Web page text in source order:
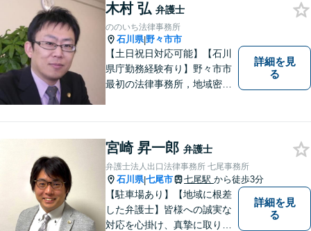
産、個人再生、任意整理）
や、 離婚、相続、交通事故、
慰謝料などの問題解決をお手
伝いします
木村 弘 弁護士
ののいち法律事務所
石川県|野々市市
【土日祝日対応可能】【石川
県庁勤務経験有り】野々市市
最初の法律事務所，地域密着
詳細を見
る
宮崎 昇一郎 弁護士
弁護士法人出口法律事務所 七尾事務所
石川県|七尾市 七尾駅 から徒歩3分
【駐車場あり】【地域に根差
した弁護士】皆様への誠実な
対応を心掛け、真摯に取り組
詳細を見
る